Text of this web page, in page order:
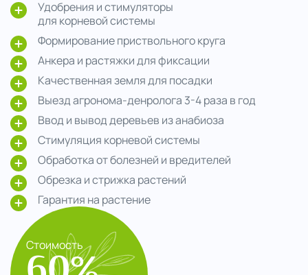
Удобрения и стимуляторы
для корневой системы
Формирование приствольного круга
Анкера и растяжки для фиксации
Качественная земля для посадки
Выезд агронома-денролога 3-4 раза в год
Ввод и вывод деревьев из анабиоза
Стимуляция корневой системы
Обработка от болезней и вредителей
Обрезка и стрижка растений
Гарантия на растение
Стоимость